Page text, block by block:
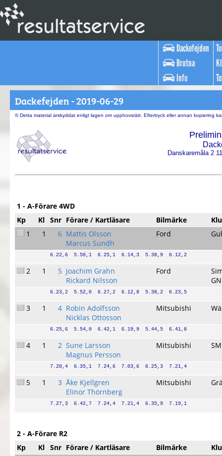
Dackefejden
Brutna
Info
Dackefejden - 2019-06-29
© Detta material ärskyddat enligt lagen om upphovsrätt. Eftertryck eller annan kopiering
Danskaremåla 2
1 - A-Förare 4WD
Kp
Kl Snr Förare / Kartläsare Bilmärke
1
1 6 Mattis Olsson
Marcus Sundh
Ford
6.22,6  5.50,1  6.25,1  6.14,3  5.38,9  6.12,2
2 1 5 Joachim Grahn
Rickard Nilsson
Ford
6.23,2  5.52,0  6.27,2  6.12,8  5.38,2  6.23,5
3 1 4 Robin Adolfsson
Nicklas Ottosson
Mitsubishi
6.25,6  5.54,0  6.42,1  6.19,9  5.44,5  6.41,8
4 1 2 Sune Larsson
Magnus Persson
Mitsubishi
7.20,4  6.35,1  7.24,6  7.03,6  6.25,3  7.21,4
5 1 3 Åke Kjellgren
Elinor Thörnberg
Mitsubishi
7.27,3  6.42,7  7.24,4  7.21,4  6.35,9  7.19,1
2 - A-Förare R2
Kp
Kl Snr Förare / Kartläsare Bilmärke